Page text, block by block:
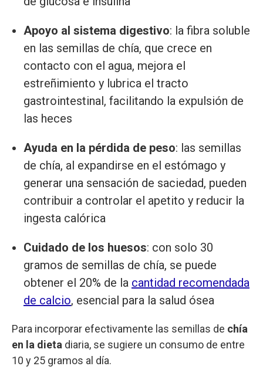
Apoyo al sistema digestivo: la fibra soluble
en las semillas de chía, que crece en
contacto con el agua, mejora el
estreñimiento y lubrica el tracto
gastrointestinal, facilitando la expulsión de
las heces
Ayuda en la pérdida de peso: las semillas
de chía, al expandirse en el estómago y
generar una sensación de saciedad, pueden
contribuir a controlar el apetito y reducir la
ingesta calórica
Cuidado de los huesos: con solo 30
gramos de semillas de chía, se puede
obtener el 20% de la cantidad recomendada
de calcio, esencial para la salud ósea
Para incorporar efectivamente las semillas de chía
en la dieta diaria, se sugiere un consumo de entre
10 y 25 gramos al día.